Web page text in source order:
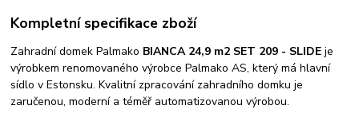
Kompletní specifikace zboží
Zahradní domek Palmako BIANCA 24,9 m2 SET 209 - SLIDE je
výrobkem renomovaného výrobce Palmako AS, který má hlavní
sídlo v Estonsku. Kvalitní zpracování zahradního domku je
zaručenou, moderní a téměř automatizovanou výrobou.